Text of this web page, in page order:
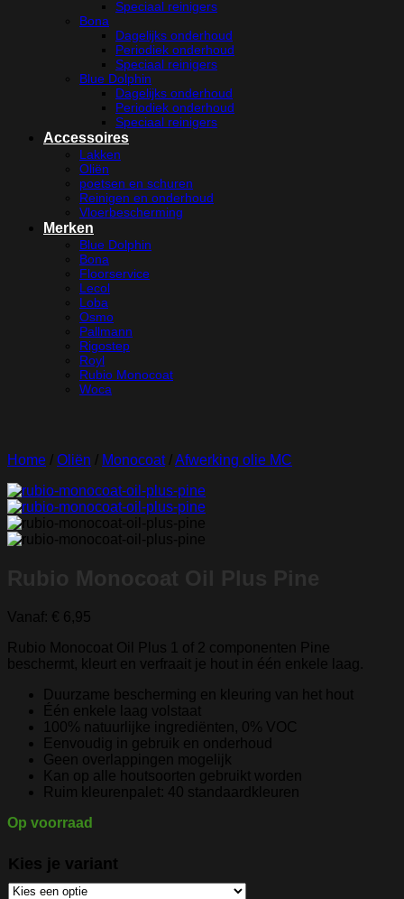
Speciaal reinigers
Bona
Dagelijks onderhoud
Periodiek onderhoud
Speciaal reinigers
Blue Dolphin
Dagelijks onderhoud
Periodiek onderhoud
Speciaal reinigers
Accessoires
Lakken
Oliën
poetsen en schuren
Reinigen en onderhoud
Vloerbescherming
Merken
Blue Dolphin
Bona
Floorservice
Lecol
Loba
Osmo
Pallmann
Rigostep
Royl
Rubio Monocoat
Woca
Home / Oliën / Monocoat /Afwerking olie MC
Vanaf: € 6,95
Rubio Monocoat Oil Plus 1 of 2 componenten Pine
beschermt, kleurt en verfraait je hout in één enkele laag.
Duurzame bescherming en kleuring van het hout
Één enkele laag volstaat
100% natuurlijke ingrediënten, 0% VOC
Eenvoudig in gebruik en onderhoud
Geen overlappingen mogelijk
Kan op alle houtsoorten gebruikt worden
Ruim kleurenpalet: 40 standaardkleuren
Op voorraad
Kies je variant